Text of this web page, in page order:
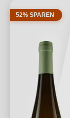
52% SPAREN